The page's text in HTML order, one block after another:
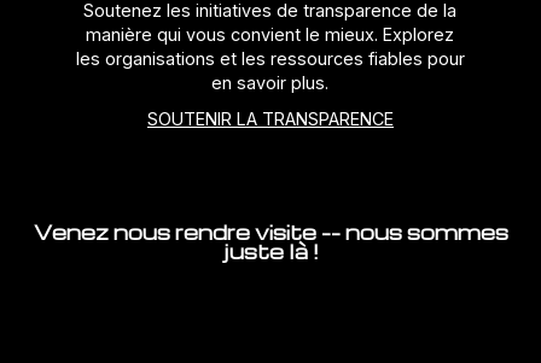
Soutenez les initiatives de transparence de la
manière qui vous convient le mieux. Explorez
les organisations et les ressources fiables pour
en savoir plus.
SOUTENIR LA TRANSPARENCE
Venez nous rendre visite -- nous sommes
juste là !